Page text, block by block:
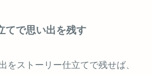
てで思い出を残す
をストーリー仕立てで残せば、